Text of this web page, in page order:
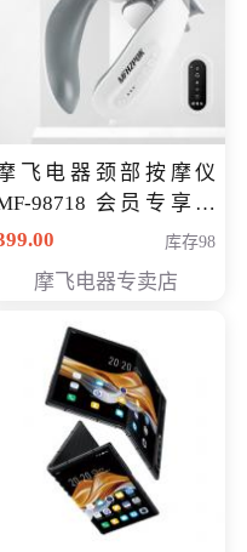
飞电器颈部按摩仪
98718 会员专享价
元
库存98
摩飞电器专卖店